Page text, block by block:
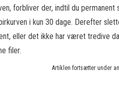
forbliver der, indtil du
i kun 30 dage. Derefter
eller det ikke har været tredive
filer.
Artiklen fortsætter under